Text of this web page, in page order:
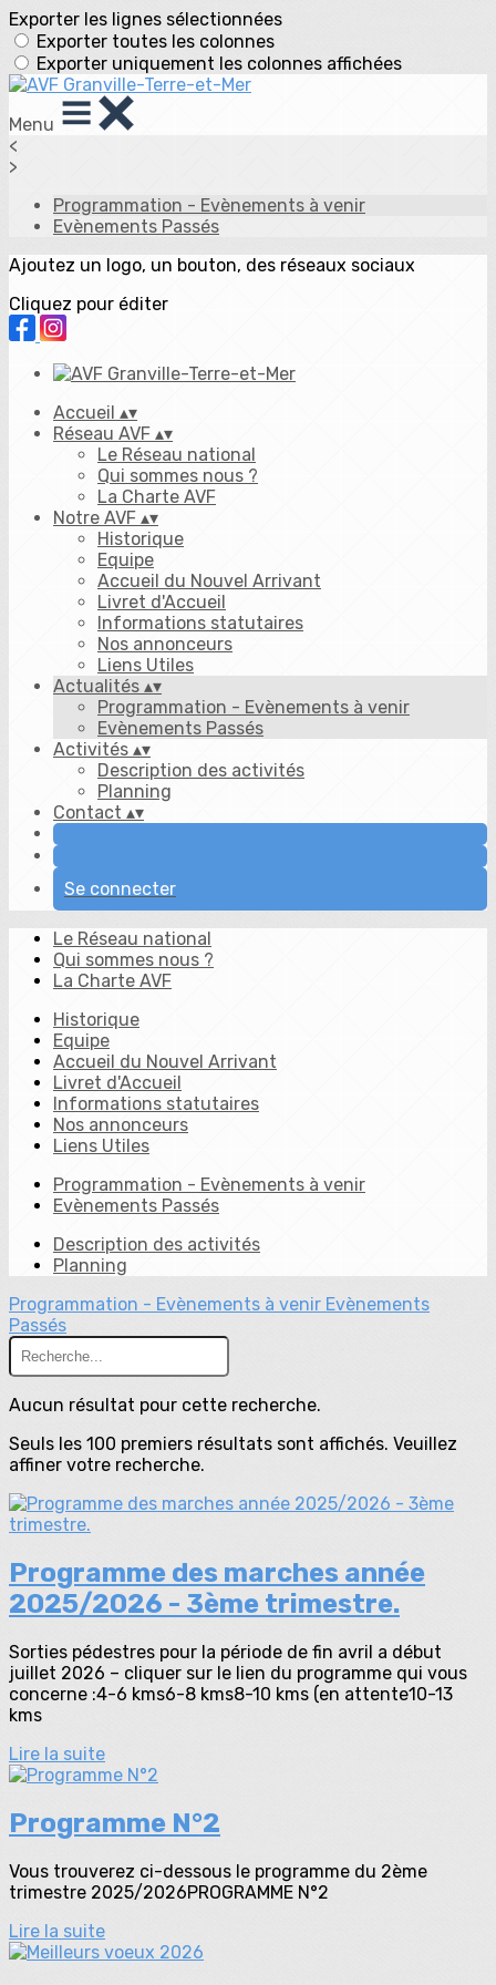
Exporter les lignes sélectionnées
Exporter toutes les colonnes
Exporter uniquement les colonnes affichées
Menu
<
>
Programmation - Evènements à venir
Evènements Passés
Ajoutez un logo, un bouton, des réseaux sociaux
Cliquez pour éditer
Accueil ▴▾
Réseau AVF ▴▾
Le Réseau national
Qui sommes nous ?
La Charte AVF
Notre AVF ▴▾
Historique
Equipe
Accueil du Nouvel Arrivant
Livret d'Accueil
Informations statutaires
Nos annonceurs
Liens Utiles
Actualités ▴▾
Programmation - Evènements à venir
Evènements Passés
Activités ▴▾
Description des activités
Planning
Contact ▴▾
Se connecter
Le Réseau national
Qui sommes nous ?
La Charte AVF
Historique
Equipe
Accueil du Nouvel Arrivant
Livret d'Accueil
Informations statutaires
Nos annonceurs
Liens Utiles
Programmation - Evènements à venir
Evènements Passés
Description des activités
Planning
Programmation - Evènements à venir Evènements
Passés
Aucun résultat pour cette recherche.
Seuls les 100 premiers résultats sont affichés. Veuillez
affiner votre recherche.
Programme des marches année
2025/2026 - 3ème trimestre.
Sorties pédestres pour la période de fin avril a début
juillet 2026 – cliquer sur le lien du programme qui vous
concerne :4-6 kms6-8 kms8-10 kms (en attente10-13
kms
Lire la suite
Programme N°2
Vous trouverez ci-dessous le programme du 2ème
trimestre 2025/2026PROGRAMME N°2
Lire la suite